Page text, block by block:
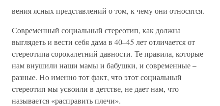
вения ясных представлений о том, к чему они относятся.
Современный социальный стереотип, как должна
выглядеть и вести себя дама в 40–45 лет отличается от
стереотипа сорокалетний давности. Те правила, которые
нам внушили наши мамы и бабушки, и современные –
разные. Но именно тот факт, что этот социальный
стереотип мы усвоили в детстве, не дает нам, что
называется «расправить плечи».